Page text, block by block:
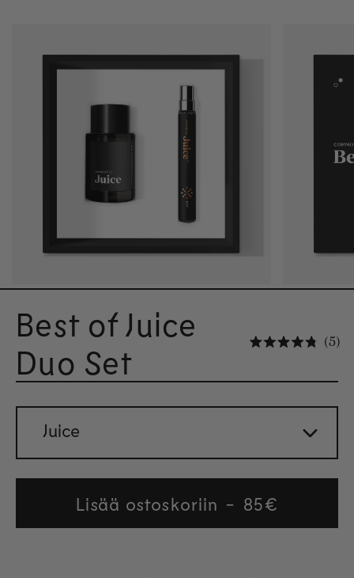
Best of Juice
Duo Set
5
Juice
Lisää ostoskoriin
Regular
price
85€